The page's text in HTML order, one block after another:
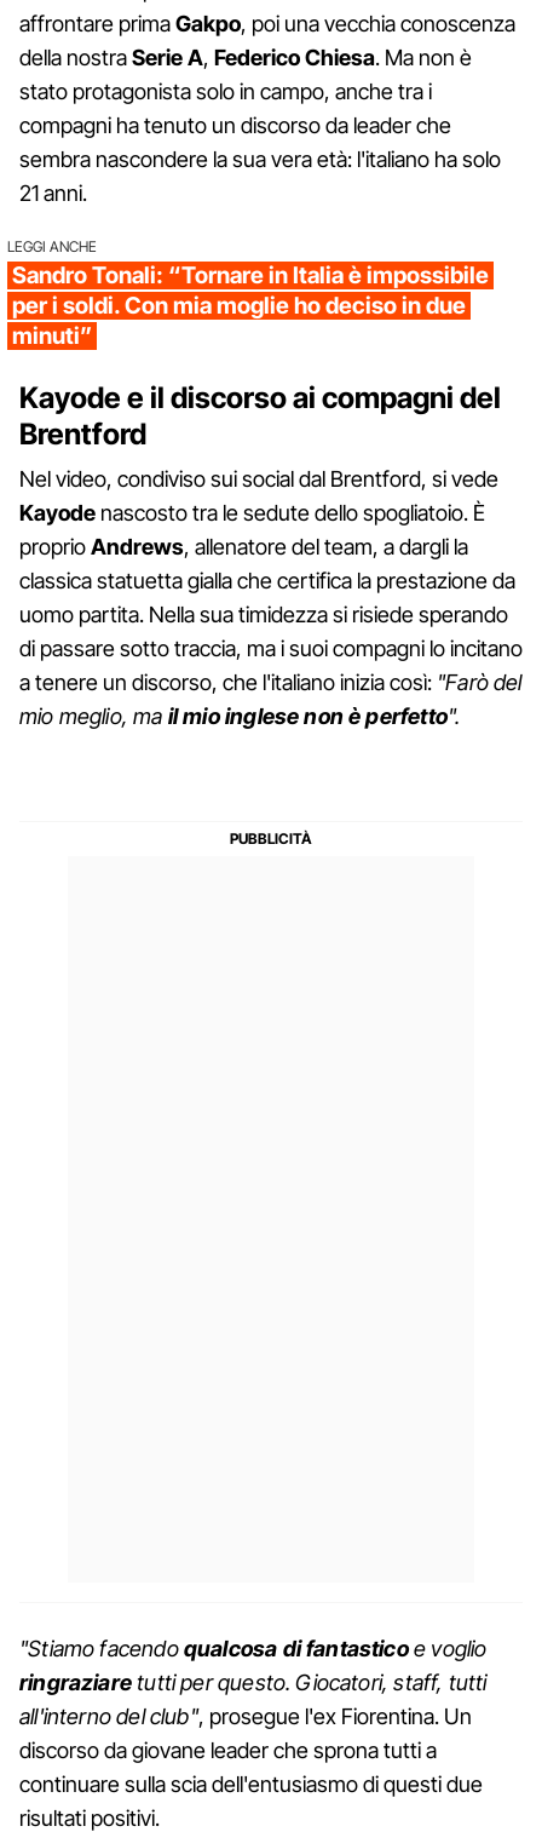
affrontare primaGakpo, poi una vecchia conoscenza
della nostraSerie A, Federico Chiesa. Ma non è
stato protagonista solo in campo, anche tra i
compagni ha tenuto un discorso da leader che
sembra nascondere la sua vera età: l'italiano ha solo
21 anni.
LEGGI ANCHE
Sandro Tonali: “Tornare in Italia è impossibile
per i soldi. Con mia moglie ho deciso in due
minuti”
Kayode e il discorso ai compagni del
Brentford
Nel video, condiviso sui social dal Brentford, si vede
Kayode nascosto tra le sedute dello spogliatoio. È
proprioAndrews, allenatore del team, a dargli la
classica statuetta gialla che certifica la prestazione da
uomo partita. Nella sua timidezza si risiede sperando
di passare sotto traccia, ma i suoi compagni lo incitano
a tenere un discorso, che l'italiano inizia così: "Farò del
mio meglio, ma il mio inglese non è perfetto".
"Stiamo facendoqualcosa di fantasticoe voglio
ringraziaretutti per questo. Giocatori, staff, tutti
all'interno del club", prosegue l'ex Fiorentina. Un
discorso da giovane leader che sprona tutti a
continuare sulla scia dell'entusiasmo di questi due
risultati positivi.